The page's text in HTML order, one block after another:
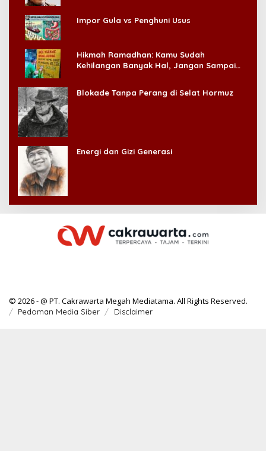
Impor Gula vs Penghuni Usus
Hikmah Ramadhan: Kamu Sudah
Kehilangan Banyak Hal, Jangan Sampai
Blokade Tanpa Perang di Selat Hormuz
Energi dan Gizi Generasi
© 2026 - @ PT. Cakrawarta Megah Mediatama. All Rights Reserved.
Pedoman Media Siber Disclaimer